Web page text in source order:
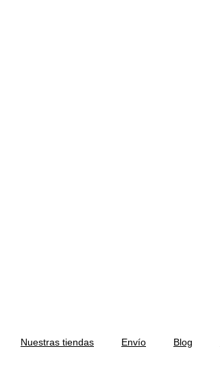
Nuestras tiendas Envío Blog